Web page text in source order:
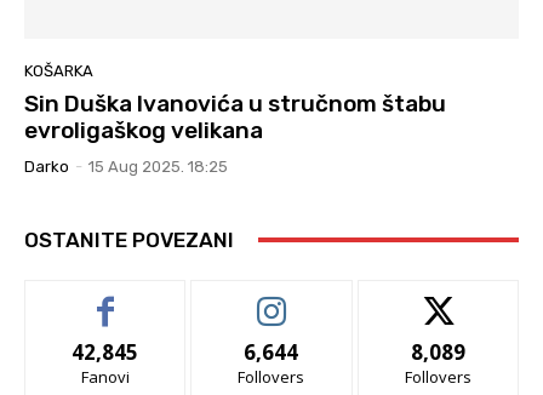
KOŠARKA
Sin Duška Ivanovića u stručnom štabu
evroligaškog velikana
Darko - 15 Aug 2025. 18:25
OSTANITE POVEZANI
42,845
Fanovi
6,644
Follovers
8,089
Follovers